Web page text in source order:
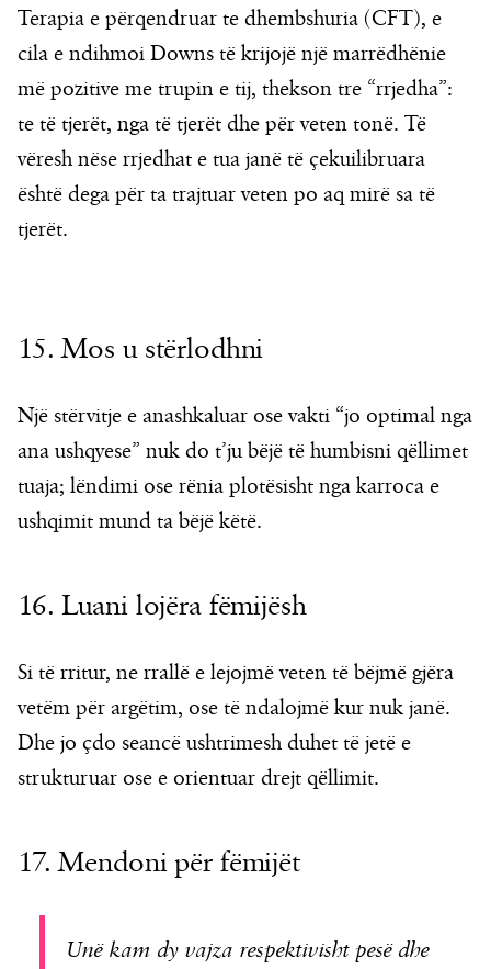
Terapia e përqendruar te dhembshuria (CFT), e
cila e ndihmoi Downs të krijojë një marrëdhënie
më pozitive me trupin e tij, thekson tre “rrjedha”:
te të tjerët, nga të tjerët dhe për veten tonë. Të
vëresh nëse rrjedhat e tua janë të çekuilibruara
është dega për ta trajtuar veten po aq mirë sa të
tjerët.
15. Mos u stërlodhni
Një stërvitje e anashkaluar ose vakti “jo optimal nga
ana ushqyese” nuk do t’ju bëjë të humbisni qëllimet
tuaja; lëndimi ose rënia plotësisht nga karroca e
ushqimit mund ta bëjë këtë.
16. Luani lojëra fëmijësh
Si të rritur, ne rrallë e lejojmë veten të bëjmë gjëra
vetëm për argëtim, ose të ndalojmë kur nuk janë.
Dhe jo çdo seancë ushtrimesh duhet të jetë e
strukturuar ose e orientuar drejt qëllimit.
17. Mendoni për fëmijët
Unë kam dy vajza respektivisht pesë dhe